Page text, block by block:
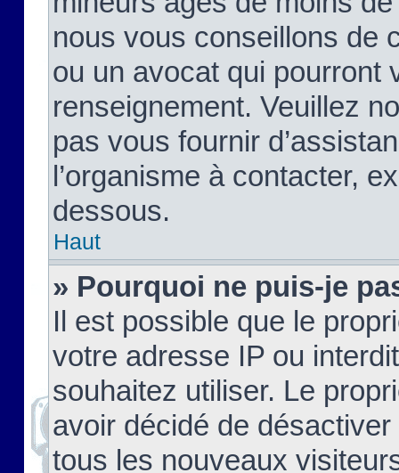
nous vous conseillons de
ou un avocat qui pourront
renseignement. Veuillez
pas vous fournir
l’organisme à contacter,
dessous.
Haut
» Pourquoi ne puis-je
Il est possible que le
votre adresse IP ou
souhaitez utiliser. Le
avoir décidé de
tous les nouveaux